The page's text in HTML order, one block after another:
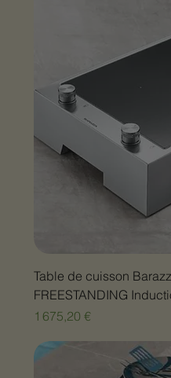
Table de cuisson
FREESTANDING
Prix
1 675,20 €